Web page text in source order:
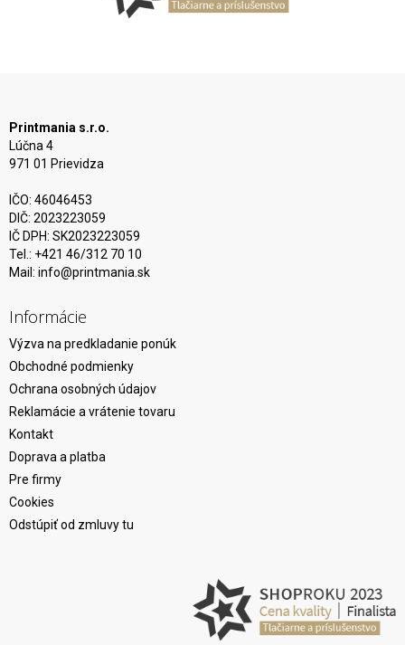
Printmania s.r.o.
Lúčna 4
971 01 Prievidza
IČO: 46046453
DIČ: 2023223059
IČ DPH: SK2023223059
Tel.: +421 46/312 70 10
Mail: info@printmania.sk
Informácie
Výzva na predkladanie ponúk
Obchodné podmienky
Ochrana osobných údajov
Reklamácie a vrátenie tovaru
Kontakt
Doprava a platba
Pre firmy
Cookies
Odstúpiť od zmluvy tu